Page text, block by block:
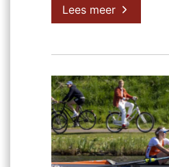
Lees meer